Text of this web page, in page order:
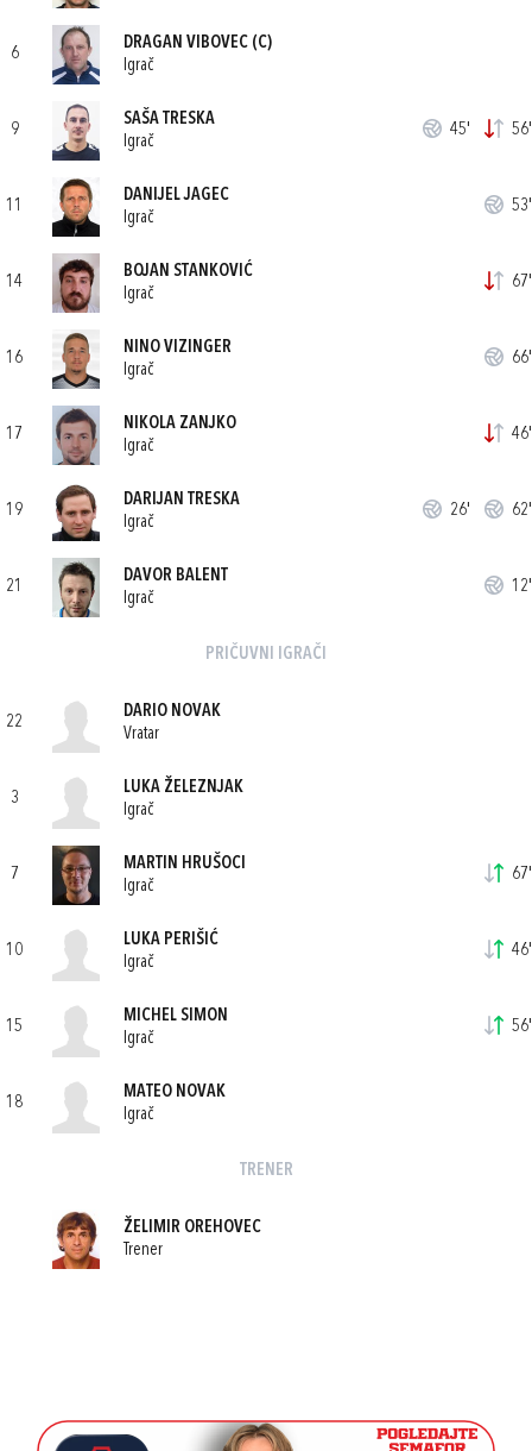
6
DRAGAN VIBOVEC (C)
Igrač
9
SAŠA TRESKA
Igrač
45' 56'
11
DANIJEL JAGEC
Igrač
53'
14
BOJAN STANKOVIĆ
Igrač
67'
16
NINO VIZINGER
Igrač
66'
17
NIKOLA ZANJKO
Igrač
46'
19
DARIJAN TRESKA
Igrač
26' 62'
21
DAVOR BALENT
Igrač
12'
PRIČUVNI IGRAČI
22
DARIO NOVAK
Vratar
3
LUKA ŽELEZNJAK
Igrač
7
MARTIN HRUŠOCI
Igrač
67'
10
LUKA PERIŠIĆ
Igrač
46'
15
MICHEL SIMON
Igrač
56'
18
MATEO NOVAK
Igrač
TRENER
ŽELIMIR OREHOVEC
Trener